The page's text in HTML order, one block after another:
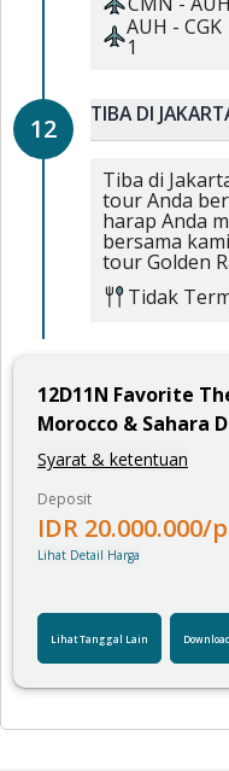
AUH -CGK
1
12 TIBA DI
Tiba di
tour Anda
harap Anda
bersama
tour Golden
Tidak
12D11N Favorite
Morocco & Sahara
Syarat & ketentuan
Deposit
IDR 20.000.000/
Lihat Detail Harga
Lihat Tanggal Lain